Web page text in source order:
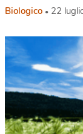
Biologico 22